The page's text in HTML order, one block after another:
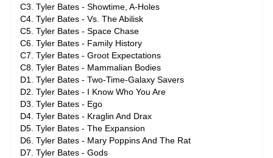
C3. Tyler Bates - Showtime, A-Holes
C4. Tyler Bates - Vs. The Abilisk
C5. Tyler Bates - Space Chase
C6. Tyler Bates - Family History
C7. Tyler Bates - Groot Expectations
C8. Tyler Bates - Mammalian Bodies
D1. Tyler Bates - Two-Time-Galaxy Savers
D2. Tyler Bates - I Know Who You Are
D3. Tyler Bates - Ego
D4. Tyler Bates - Kraglin And Drax
D5. Tyler Bates - The Expansion
D6. Tyler Bates - Mary Poppins And The Rat
D7. Tyler Bates - Gods